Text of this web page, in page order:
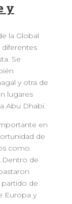
y
la Global
diferentes
Se
y otra de
lugares
Abu Dhabi.
en
de
como
de
partido de
Europa y